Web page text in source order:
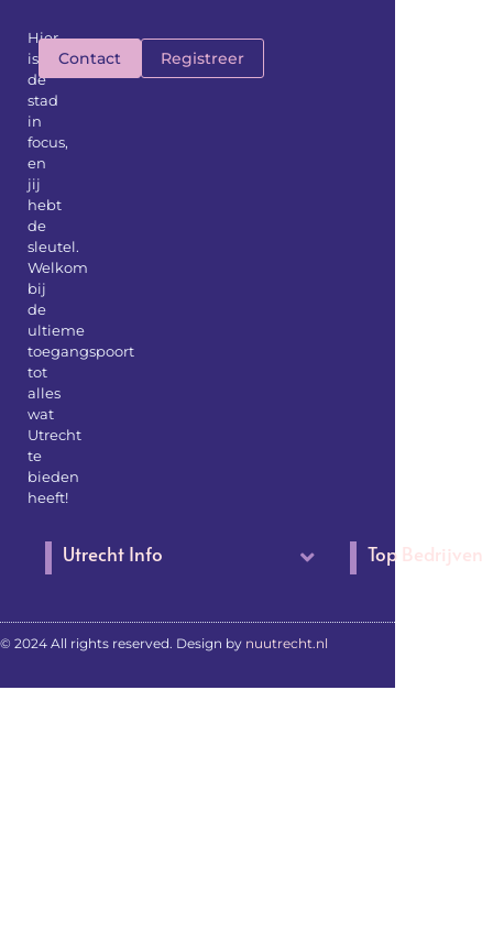
Hier
is
de
stad
in
focus,
en
jij
hebt
de
sleutel.
Welkom
bij
de
ultieme
toegangspoort
tot
alles
wat
Utrecht
te
bieden
heeft!
Contact Registreer
Utrecht Info Top Bedrijven
© 2024 All rights reserved. Design by nuutrecht.nl